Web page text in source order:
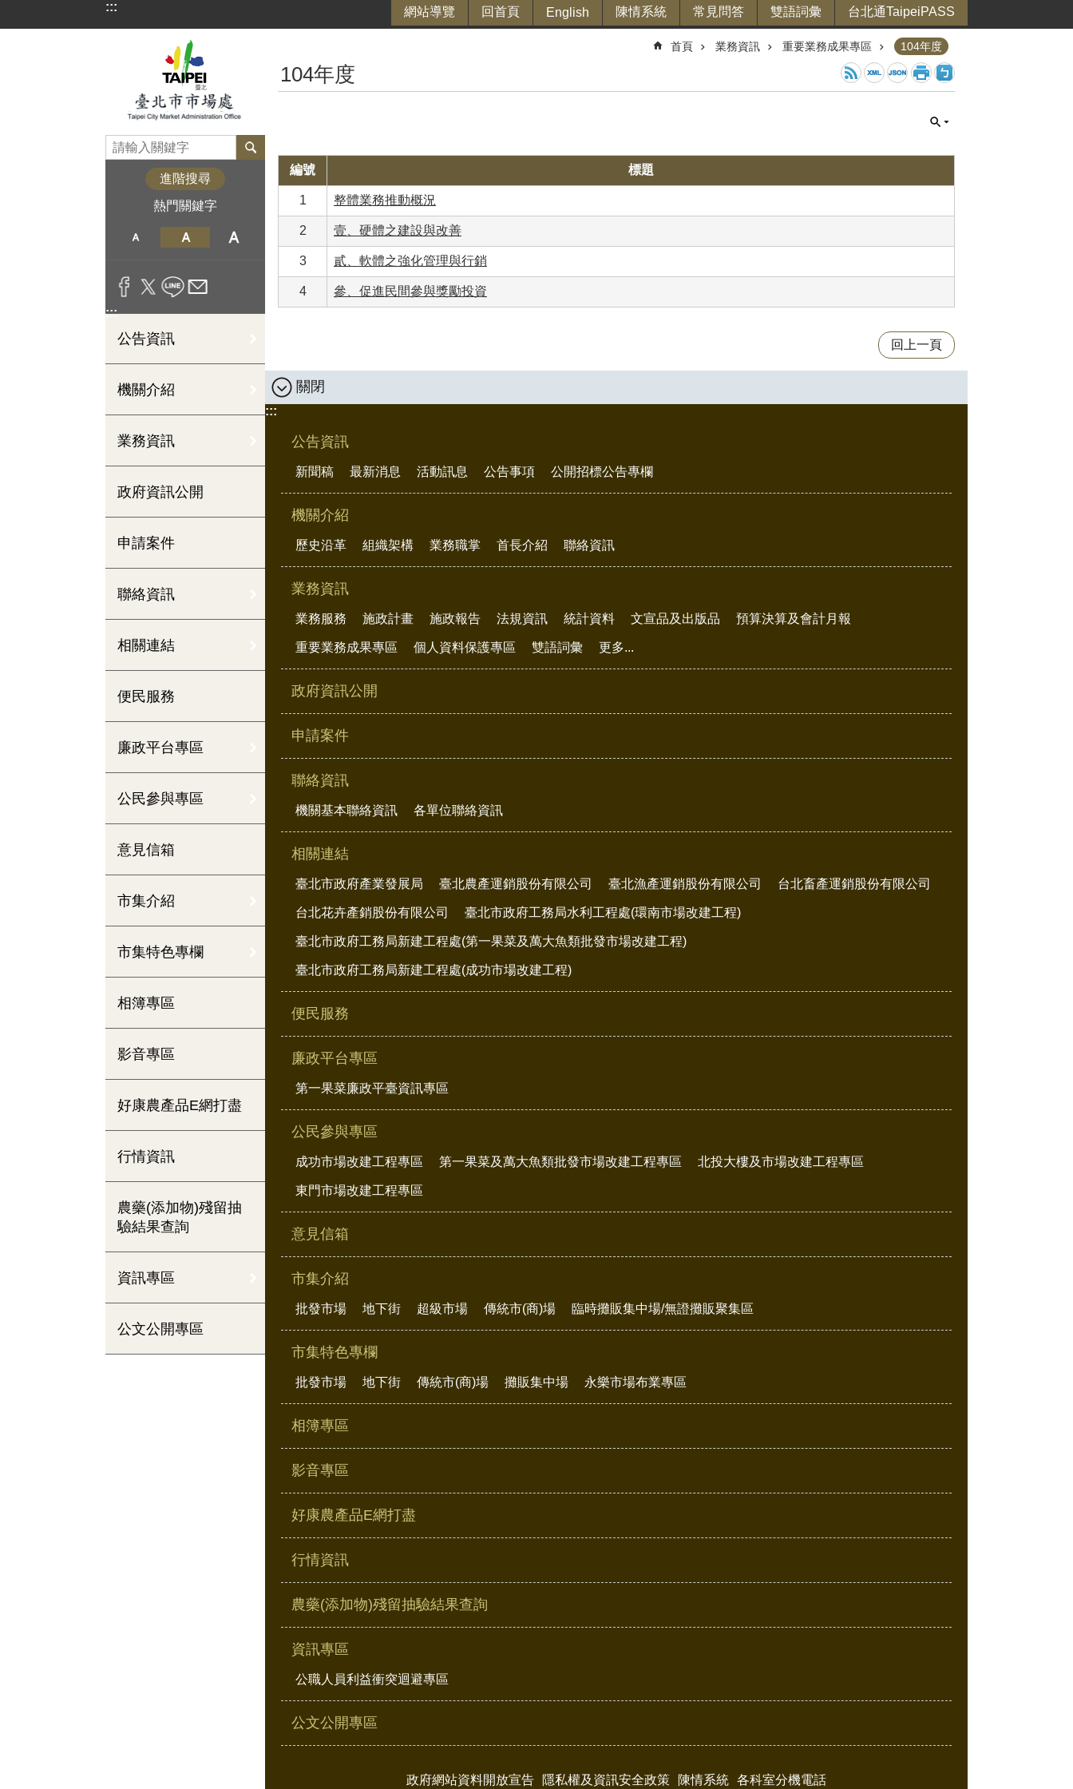
跳到主要內容區塊
::: 網站導覽 回首頁 English 陳情系統 常見問答 雙語詞彙 台北通TaipeiPASS
進階搜尋
熱門關鍵字
:::
公告資訊
機關介紹
業務資訊
政府資訊公開
申請案件
聯絡資訊
相關連結
便民服務
廉政平台專區
公民參與專區
意見信箱
市集介紹
市集特色專欄
相簿專區
影音專區
好康農產品E網打盡
行情資訊
農藥(添加物)殘留抽
驗結果查詢
資訊專區
公文公開專區
首頁 業務資訊 重要業務成果專區 104年度
104年度
編號 標題
1 整體業務推動概況
2 壹、硬體之建設與改善
3 貳、軟體之強化管理與行銷
4 參、促進民間參與獎勵投資
回上一頁
關閉
:::
公告資訊
新聞稿 最新消息 活動訊息 公告事項 公開招標公告專欄
機關介紹
歷史沿革 組織架構 業務職掌 首長介紹 聯絡資訊
業務資訊
業務服務 施政計畫 施政報告 法規資訊 統計資料 文宣品及出版品 預算決算及會計月報
重要業務成果專區 個人資料保護專區 雙語詞彙 更多...
政府資訊公開
申請案件
聯絡資訊
機關基本聯絡資訊 各單位聯絡資訊
相關連結
臺北市政府產業發展局 臺北農產運銷股份有限公司 臺北漁產運銷股份有限公司 台北畜產運銷股份有限公司
台北花卉產銷股份有限公司 臺北市政府工務局水利工程處(環南市場改建工程)
臺北市政府工務局新建工程處(第一果菜及萬大魚類批發市場改建工程)
臺北市政府工務局新建工程處(成功市場改建工程)
便民服務
廉政平台專區
第一果菜廉政平臺資訊專區
公民參與專區
成功市場改建工程專區 第一果菜及萬大魚類批發市場改建工程專區 北投大樓及市場改建工程專區
東門市場改建工程專區
意見信箱
市集介紹
批發市場 地下街 超級市場 傳統市(商)場 臨時攤販集中場/無證攤販聚集區
市集特色專欄
批發市場 地下街 傳統市(商)場 攤販集中場 永樂市場布業專區
相簿專區
影音專區
好康農產品E網打盡
行情資訊
農藥(添加物)殘留抽驗結果查詢
資訊專區
公職人員利益衝突迴避專區
公文公開專區
政府網站資料開放宣告 隱私權及資訊安全政策 陳情系統 各科室分機電話